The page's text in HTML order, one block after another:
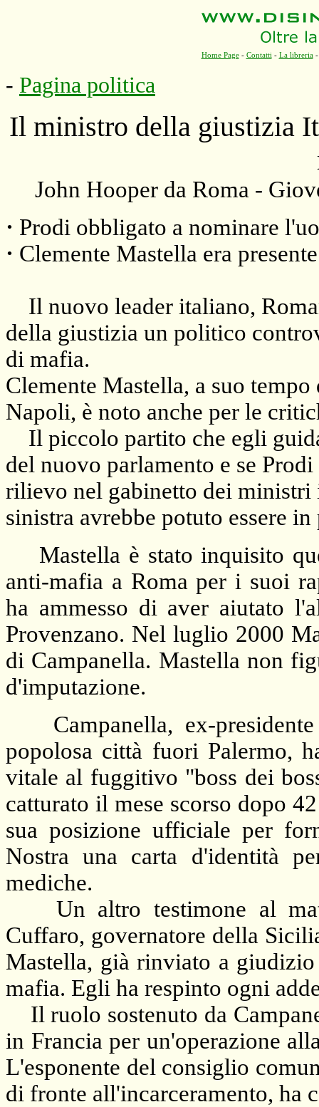
Home Page- Contatti - La libreria
- Pagina politica
Il ministro della giustizia
John Hooper da Roma -
· Prodi obbligato a nominare
· Clemente Mastella era
Il nuovo leader italiano,
della giustizia un politico
di mafia.
Clemente Mastella, a suo
Napoli, è noto anche per le
Il piccolo partito che egli
del nuovo parlamento e se
rilievo nel gabinetto dei
sinistra avrebbe potuto essere
Mastella è stato inquisito
anti-mafia a Roma per i suoi
ha ammesso di aver aiutato
Provenzano. Nel luglio 2000
di Campanella. Mastella non
d'imputazione.
Campanella, ex-
popolosa città fuori Palermo,
vitale al fuggitivo "boss dei
catturato il mese scorso dopo
sua posizione ufficiale per
Nostra una carta d'identità
mediche.
Un altro testimone al
Cuffaro, governatore della
Mastella, già rinviato a
mafia. Egli ha respinto ogni
Il ruolo sostenuto da
in Francia per un'operazione
L'esponente del consiglio
di fronte all'incarceramento, ha